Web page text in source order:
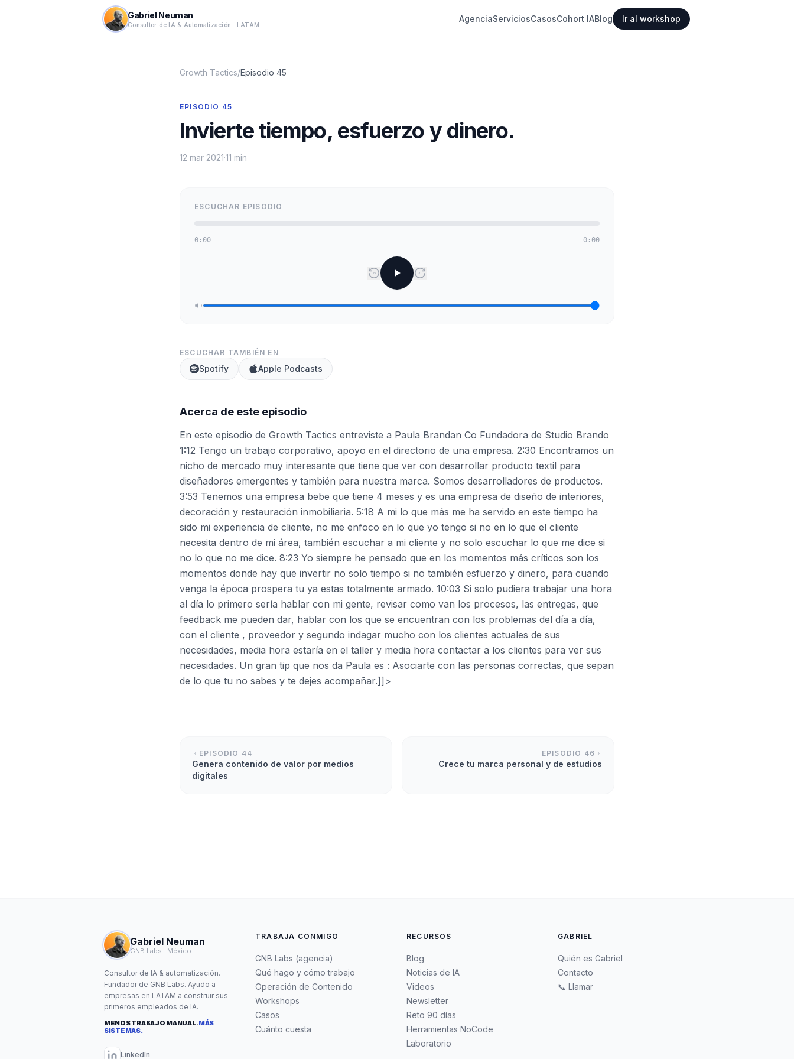
Gabriel Neuman
Consultor de IA & Automatización · LATAM
AgenciaServiciosCasosCohort IABlog Ir al workshop
Growth Tactics/Episodio 45
EPISODIO 45
Invierte tiempo, esfuerzo y dinero.
12 mar 2021·11 min
ESCUCHAR EPISODIO
0:00 0:00
15 30
ESCUCHAR TAMBIÉN EN
Spotify Apple Podcasts
Acerca de este episodio
En este episodio de Growth Tactics entreviste a Paula Brandan Co Fundadora de Studio Brando
1:12 Tengo un trabajo corporativo, apoyo en el directorio de una empresa. 2:30 Encontramos un
nicho de mercado muy interesante que tiene que ver con desarrollar producto textil para
diseñadores emergentes y también para nuestra marca. Somos desarrolladores de productos.
3:53 Tenemos una empresa bebe que tiene 4 meses y es una empresa de diseño de interiores,
decoración y restauración inmobiliaria. 5:18 A mi lo que más me ha servido en este tiempo ha
sido mi experiencia de cliente, no me enfoco en lo que yo tengo si no en lo que el cliente
necesita dentro de mi área, también escuchar a mi cliente y no solo escuchar lo que me dice si
no lo que no me dice. 8:23 Yo siempre he pensado que en los momentos más críticos son los
momentos donde hay que invertir no solo tiempo si no también esfuerzo y dinero, para cuando
venga la época prospera tu ya estas totalmente armado. 10:03 Si solo pudiera trabajar una hora
al día lo primero sería hablar con mi gente, revisar como van los procesos, las entregas, que
feedback me pueden dar, hablar con los que se encuentran con los problemas del día a día,
con el cliente , proveedor y segundo indagar mucho con los clientes actuales de sus
necesidades, media hora estaría en el taller y media hora contactar a los clientes para ver sus
necesidades. Un gran tip que nos da Paula es : Asociarte con las personas correctas, que sepan
de lo que tu no sabes y te dejes acompañar.]]>
EPISODIO 44
Genera contenido de valor por medios
digitales
EPISODIO 46
Crece tu marca personal y de estudios
Gabriel Neuman
GNB Labs · México
Consultor de IA & automatización.
Fundador de GNB Labs. Ayudo a
empresas en LATAM a construir sus
primeros empleados de IA.
MENOS TRABAJO MANUAL.MÁS
SISTEMAS.
LinkedIn
TRABAJA CONMIGO
GNB Labs (agencia)
Qué hago y cómo trabajo
Operación de Contenido
Workshops
Casos
Cuánto cuesta
RECURSOS
Blog
Noticias de IA
Videos
Newsletter
Reto 90 días
Herramientas NoCode
Laboratorio
GABRIEL
Quién es Gabriel
Contacto
📞 Llamar